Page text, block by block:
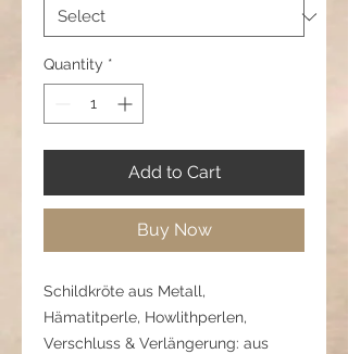
Quantity *
Add to Cart
Buy Now
Schildkröte aus Metall,
Hämatitperle, Howlithperlen,
Verschluss & Verlängerung: aus